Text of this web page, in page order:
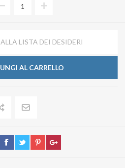
LISTA DEI DESIDERI
AL CARRELLO